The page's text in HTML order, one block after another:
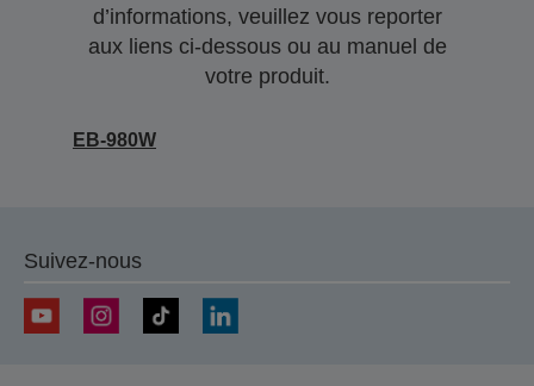
d’informations, veuillez vous reporter
aux liens ci-dessous ou au manuel de
votre produit.
EB-980W
Suivez-nous